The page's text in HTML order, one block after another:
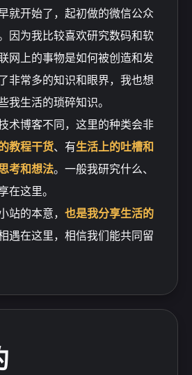
就开始了，起初做的微信公众
因为我比较喜欢研究数码和软
网上的事物是如何被创造和发
非常多的知识和眼界，我也想
我生活的琐碎知识。
术博客不同，这里的种类会非
教程干货、有生活上的吐槽和
考和想法。一般我研究什么、
在这里。
站的本意， 也是我分享生活的
遇在这里，相信我们能共同留